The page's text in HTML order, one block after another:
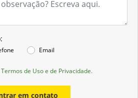
Email
de Uso e de Privacidade.
em contato